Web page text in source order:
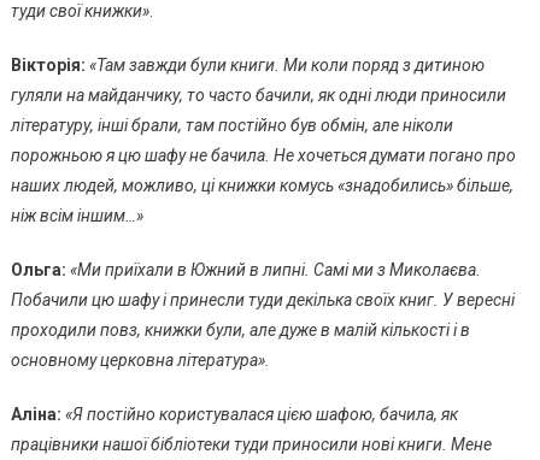
туди свої книжки».
Вікторія: «Там завжди були книги. Ми коли поряд з дитиною
гуляли на майданчику, то часто бачили, як одні люди приносили
літературу, інші брали, там постійно був обмін, але ніколи
порожньою я цю шафу не бачила. Не хочеться думати погано про
наших людей, можливо, ці книжки комусь «знадобились» більше,
ніж всім іншим…»
Ольга: «Ми приїхали в Южний в липні. Самі ми з Миколаєва.
Побачили цю шафу і принесли туди декілька своїх книг. У вересні
проходили повз, книжки були, але дуже в малій кількості і в
основному церковна література».
Аліна: «Я постійно користувалася цією шафою, бачила, як
працівники нашої бібліотеки туди приносили нові книги. Мене